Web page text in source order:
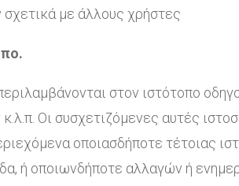
με άλλους χρήστες
στον ιστότοπο
Οι συσχετιζόμενες αυτές
οποιασδήποτε τέτοιας
ή οποιωνδήποτε αλλαγών ή